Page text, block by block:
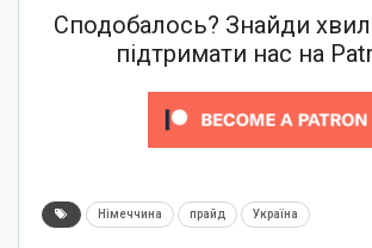
Сподобалось? Знайди
підтримати нас на
Німеччина прайд Україна